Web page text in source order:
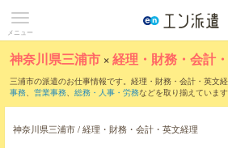
メニュー
神奈川県三浦市 ×経理・財務・会計
三浦市の派遣のお仕事情報です。経理・財務・会計・英文経
事務、 営業事務、 総務・人事・労務などを取り揃えています
神奈川県三浦市 / 経理・財務・会計・英文経理